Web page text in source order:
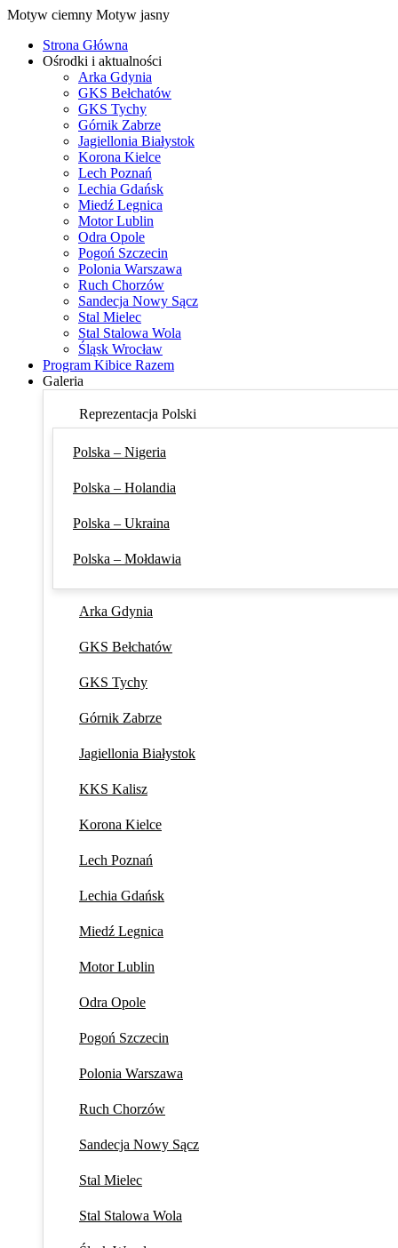
Motyw ciemny Motyw jasny
Strona Główna
Ośrodki i aktualności
Arka Gdynia
GKS Bełchatów
GKS Tychy
Górnik Zabrze
Jagiellonia Białystok
Korona Kielce
Lech Poznań
Lechia Gdańsk
Miedź Legnica
Motor Lublin
Odra Opole
Pogoń Szczecin
Polonia Warszawa
Ruch Chorzów
Sandecja Nowy Sącz
Stal Mielec
Stal Stalowa Wola
Śląsk Wrocław
Program Kibice Razem
Galeria
Reprezentacja Polski
Polska – Nigeria
Polska – Holandia
Polska – Ukraina
Polska – Mołdawia
Arka Gdynia
GKS Bełchatów
GKS Tychy
Górnik Zabrze
Jagiellonia Białystok
KKS Kalisz
Korona Kielce
Lech Poznań
Lechia Gdańsk
Miedź Legnica
Motor Lublin
Odra Opole
Pogoń Szczecin
Polonia Warszawa
Ruch Chorzów
Sandecja Nowy Sącz
Stal Mielec
Stal Stalowa Wola